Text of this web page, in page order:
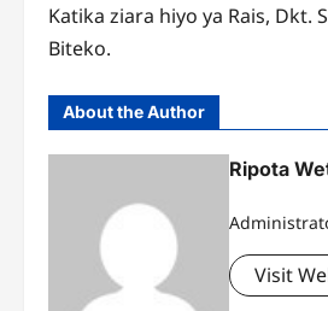
Katika ziara hiyo ya Rais,
Biteko.
About the Author
Ripota
Visit